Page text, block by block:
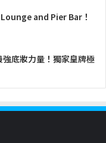
and Pier Bar！
底妝力量！獨家皇牌極